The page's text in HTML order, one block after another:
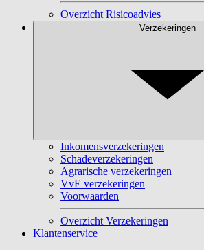
Overzicht Risicoadvies
Verzekeringen
Inkomensverzekeringen
Schadeverzekeringen
Agrarische verzekeringen
VvE verzekeringen
Voorwaarden
Overzicht Verzekeringen
Klantenservice